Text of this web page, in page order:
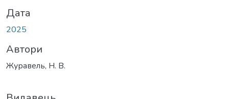
Дата
2025
Автори
Журавель, Н. В.